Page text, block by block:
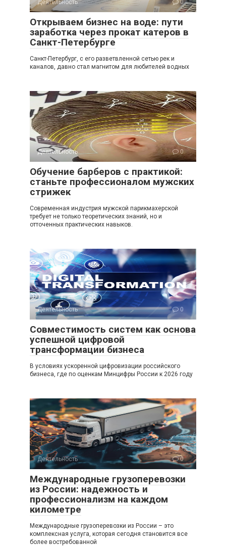
Деятельность 0
Открываем бизнес на воде: пути
заработка через прокат катеров в
Санкт-Петербурге
Санкт-Петербург, с его разветвленной сетью рек и
каналов, давно стал магнитом для любителей водных
Деятельность 0
Обучение барберов с практикой:
станьте профессионалом мужских
стрижек
Современная индустрия мужской парикмахерской
требует не только теоретических знаний, но и
отточенных практических навыков.
Деятельность 0
Совместимость систем как основа
успешной цифровой
трансформации бизнеса
В условиях ускоренной цифровизации российского
бизнеса, где по оценкам Минцифры России к 2026 году
Деятельность 0
Международные грузоперевозки
из России: надежность и
профессионализм на каждом
километре
Международные грузоперевозки из России – это
комплексная услуга, которая сегодня становится все
более востребованной